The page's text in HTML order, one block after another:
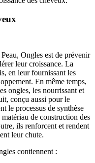
Ongles est de prévenir
leur croissance. La
en leur fournissant les
En même temps,
ongles, les nourrissant et
conçu aussi pour le
le processus de synthèse
de construction des
ils renforcent et rendent
leur chute.
contiennent :